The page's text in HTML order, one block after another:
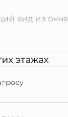
вид из окна
этажах